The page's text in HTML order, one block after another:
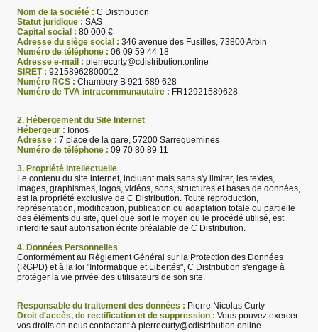
Nom de la société : C Distribution
Statut juridique : SAS
Capital social : 80 000 €
Adresse du siège social : 346 avenue des Fusillés, 73800 Arbin
Numéro de téléphone : 06 09 59 44 18
Adresse e-mail : pierrecurty@cdistribution.online
SIRET : 92158962800012
Numéro RCS : Chambery B 921 589 628
Numéro de TVA intracommunautaire : FR12921589628
2. Hébergement du Site Internet
Hébergeur : Ionos
Adresse : 7 place de la gare, 57200 Sarreguemines
Numéro de téléphone : 09 70 80 89 11
3. Propriété Intellectuelle
Le contenu du site internet, incluant mais sans s'y limiter, les textes,
images, graphismes, logos, vidéos, sons, structures et bases de données,
est la propriété exclusive de C Distribution. Toute reproduction,
représentation, modification, publication ou adaptation totale ou partielle
des éléments du site, quel que soit le moyen ou le procédé utilisé, est
interdite sauf autorisation écrite préalable de C Distribution.
4. Données Personnelles
Conformément au Règlement Général sur la Protection des Données
(RGPD) et à la loi "Informatique et Libertés", C Distribution s'engage à
protéger la vie privée des utilisateurs de son site.
Responsable du traitement des données : Pierre Nicolas Curty
Droit d'accès, de rectification et de suppression : Vous pouvez exercer
vos droits en nous contactant à pierrecurty@cdistribution.online.